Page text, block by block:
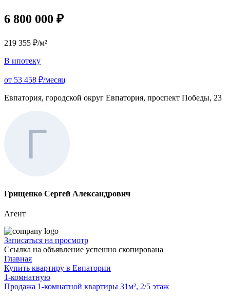
6 800 000 ₽
219 355 ₽/м²
В ипотеку
от 53 458 ₽/месяц
Евпатория, городской округ Евпатория, проспект Победы, 23
Грищенко Сергей Александрович
Агент
Записаться на просмотр
Ссылка на объявление успешно скопирована
Главная
Купить квартиру в Евпатории
1-комнатную
Продажа 1-комнатной квартиры 31м², 2/5 этаж